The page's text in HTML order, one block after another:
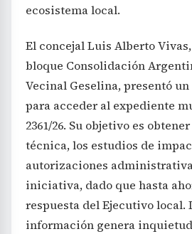
ecosistema local.
El concejal Luis Alberto
bloque Consolidación
Vecinal Geselina, presentó
para acceder al expediente
2361/26. Su objetivo es
técnica, los estudios de
autorizaciones
iniciativa, dado que hasta
respuesta del Ejecutivo local.
información genera